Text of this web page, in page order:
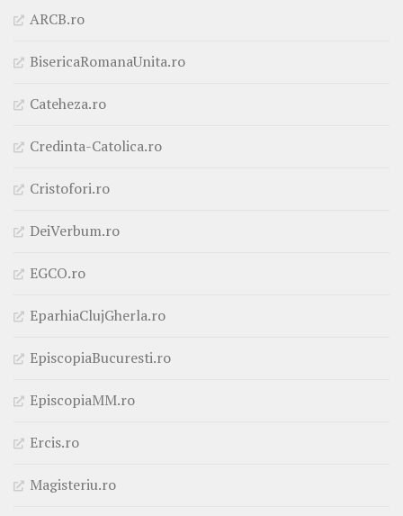
ARCB.ro
BisericaRomanaUnita.ro
Cateheza.ro
Credinta-Catolica.ro
Cristofori.ro
DeiVerbum.ro
EGCO.ro
EparhiaClujGherla.ro
EpiscopiaBucuresti.ro
EpiscopiaMM.ro
Ercis.ro
Magisteriu.ro